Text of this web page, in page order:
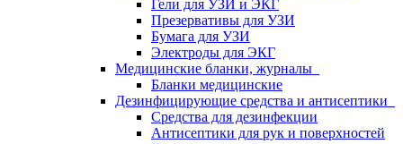
Гели для УЗИ и ЭКГ
Презервативы для УЗИ
Бумага для УЗИ
Электроды для ЭКГ
Медицинские бланки, журналы
Бланки медицинские
Дезинфицирующие средства и антисептики
Средства для дезинфекции
Антисептики для рук и поверхностей